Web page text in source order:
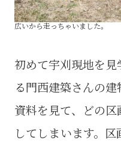
広いから走っちゃいました。
初めて宇刈現地を
る門西建築さんの
資料を見て、どの
してしまいます。